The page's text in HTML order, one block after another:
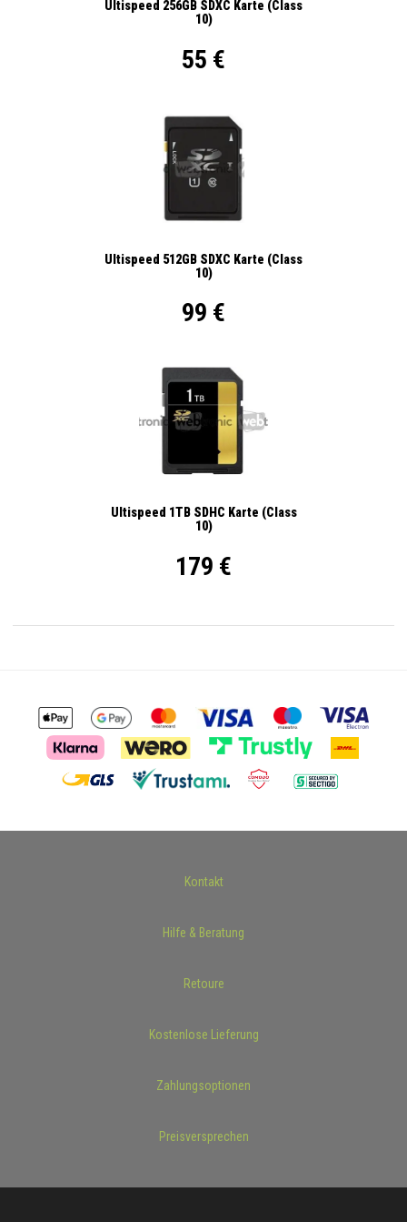
Ultispeed 256GB SDXC Karte (Class
10)
55 €
Ultispeed 512GB SDXC Karte (Class
10)
99 €
Ultispeed 1TB SDHC Karte (Class
10)
179 €
Kontakt
Hilfe & Beratung
Retoure
Kostenlose Lieferung
Zahlungsoptionen
Preisversprechen